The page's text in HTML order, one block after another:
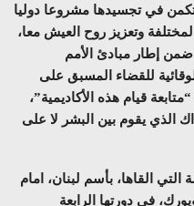
تكمن في تجسيدها مشروعا دوليا
المختلفة وتعزيز روح العيش معا،
ضمن إطار مبادئ الأمم
للقضاء المسبق على
قيام هذه الأكاديمية”،
الذي يقوم بين البشر لا على
القاها، بأسم لبنان، امام
في دورتها الرابعة